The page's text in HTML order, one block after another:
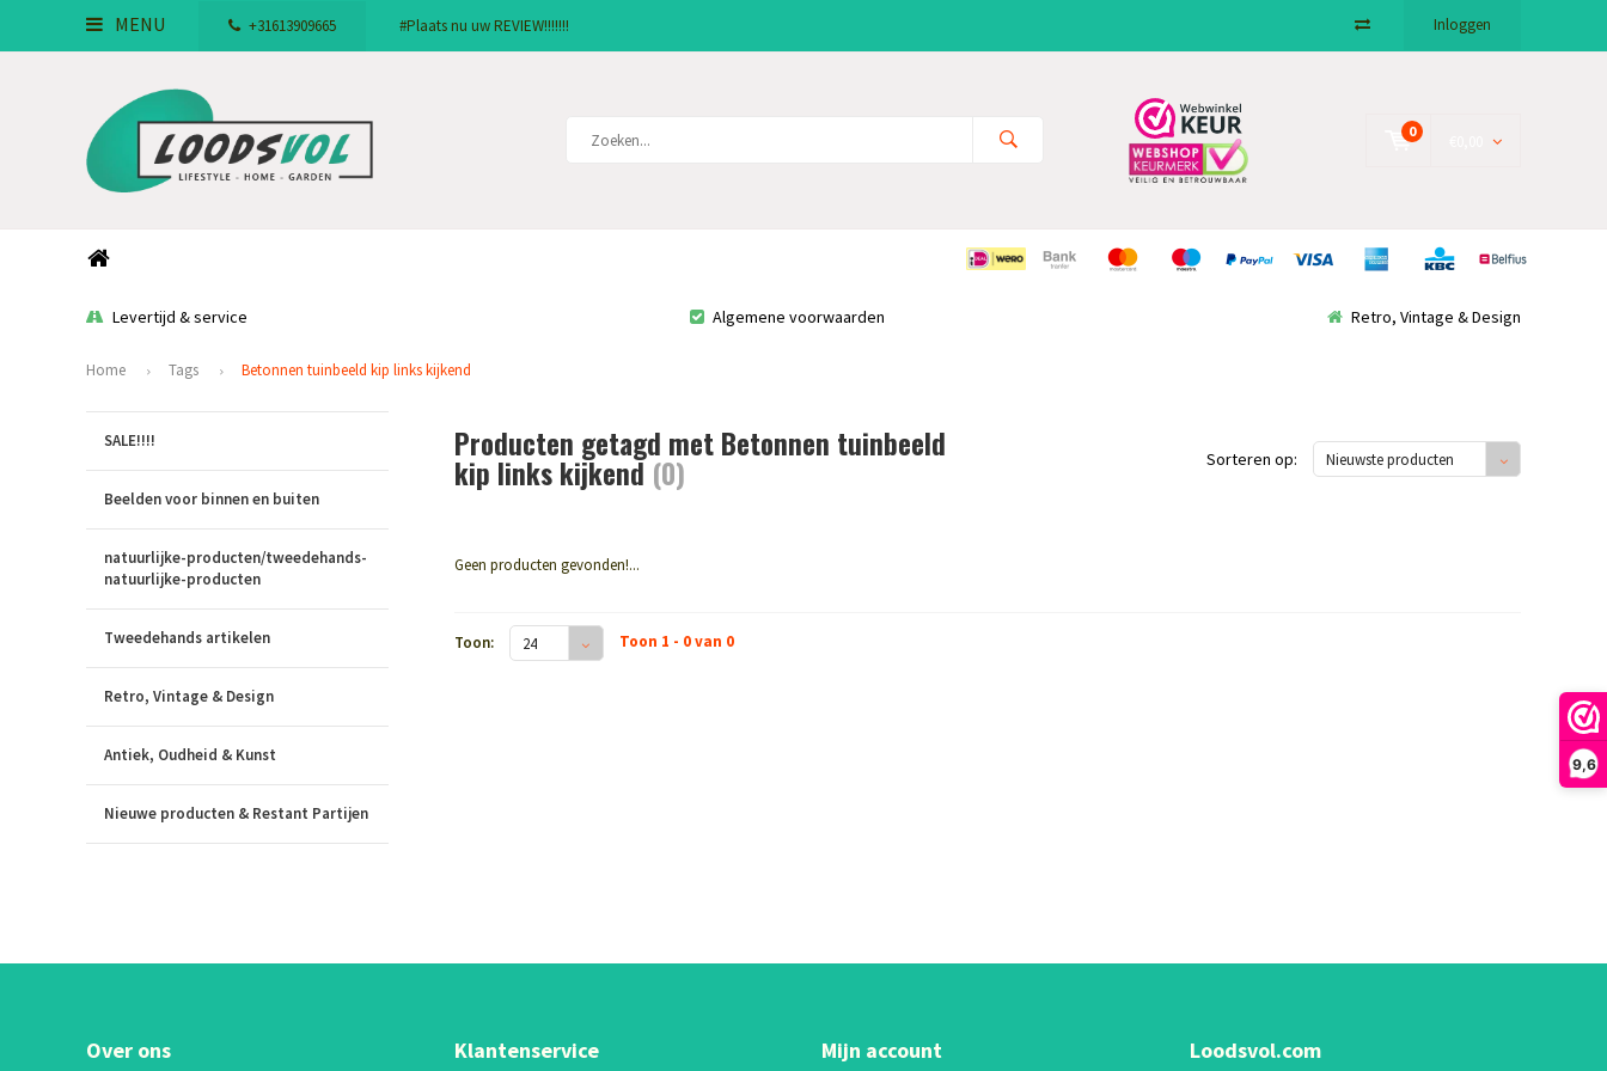
9,6
MENU +31613909665 #Plaats nu uw REVIEW!!!!!!! Inloggen
0
Levertijd & service Algemene voorwaarden Retro, Vintage & Design
Home Tags Betonnen tuinbeeld kip links kijkend
SALE!!!!
Beelden voor binnen en buiten
natuurlijke-producten/tweedehands-
natuurlijke-producten
Tweedehands artikelen
Retro, Vintage & Design
Antiek, Oudheid & Kunst
Nieuwe producten & Restant Partijen
Producten getagd met Betonnen tuinbeeld
kip links kijkend (0) Sorteren op: Nieuwste producten
Geen producten gevonden!...
Toon: 24 Toon 1 - 0 van 0
Over ons Klantenservice Mijn account Loodsvol.com